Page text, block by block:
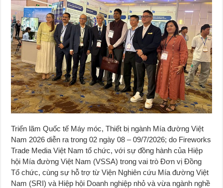
Triển lãm Quốc tế Máy móc, Thiết bị ngành Mía đường Việt
Nam 2026 diễn ra trong 02 ngày 08 – 09/7/2026; do Fireworks
Trade Media Việt Nam tổ chức, với sự đồng hành của Hiệp
hội Mía đường Việt Nam (VSSA) trong vai trò Đơn vị Đồng
Tổ chức, cùng sự hỗ trợ từ Viện Nghiên cứu Mía đường Việt
Nam (SRI) và Hiệp hội Doanh nghiệp nhỏ và vừa ngành nghề